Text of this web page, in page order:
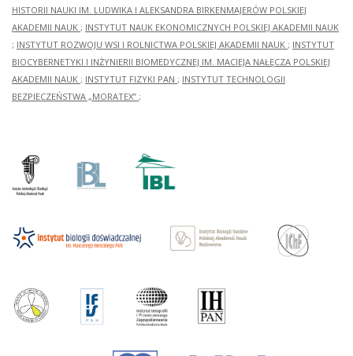
HISTORII NAUKI IM. LUDWIKA I ALEKSANDRA BIRKENMAJERÓW POLSKIEJ
AKADEMII NAUK ; INSTYTUT NAUK EKONOMICZNYCH POLSKIEJ AKADEMII NAUK
; INSTYTUT ROZWOJU WSI I ROLNICTWA POLSKIEJ AKADEMII NAUK ; INSTYTUT
BIOCYBERNETYKI I INŻYNIERII BIOMEDYCZNEJ IM. MACIEJA NAŁĘCZA POLSKIEJ
AKADEMII NAUK ; INSTYTUT FIZYKI PAN ; INSTYTUT TECHNOLOGII
BEZPIECZEŃSTWA „MORATEX” ;